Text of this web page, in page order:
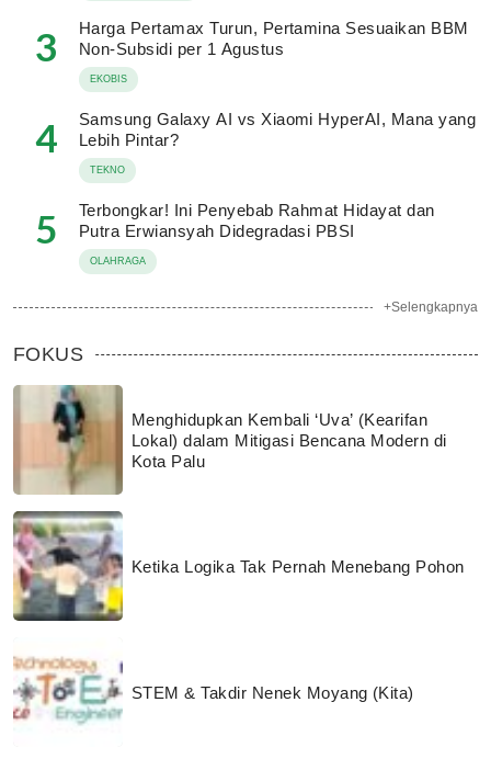
3
Harga Pertamax Turun, Pertamina Sesuaikan BBM
Non-Subsidi per 1 Agustus
EKOBIS
4
Samsung Galaxy AI vs Xiaomi HyperAI, Mana yang
Lebih Pintar?
TEKNO
5
Terbongkar! Ini Penyebab Rahmat Hidayat dan
Putra Erwiansyah Didegradasi PBSI
OLAHRAGA
+Selengkapnya
FOKUS
Menghidupkan Kembali ‘Uva’ (Kearifan
Lokal) dalam Mitigasi Bencana Modern di
Kota Palu
Ketika Logika Tak Pernah Menebang Pohon
STEM & Takdir Nenek Moyang (Kita)